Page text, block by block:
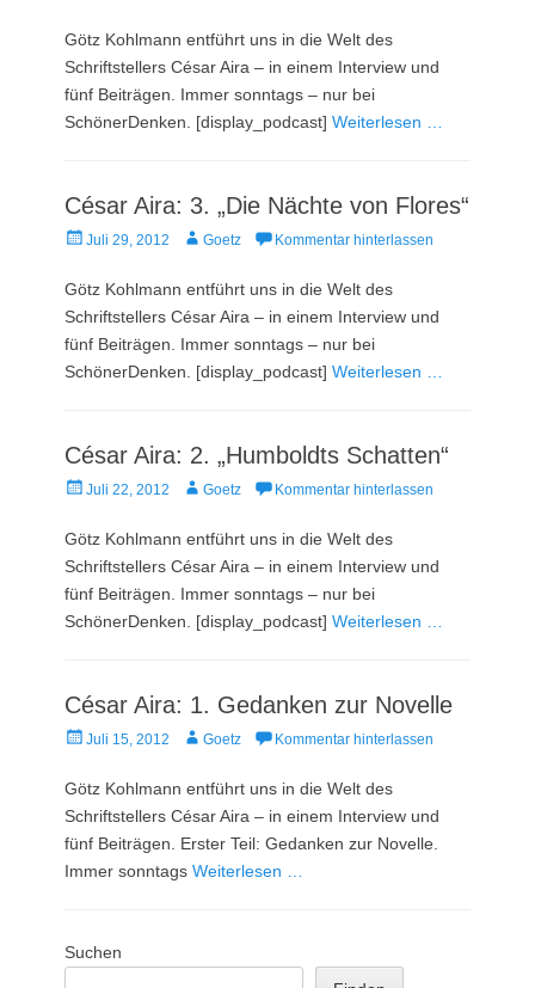
Götz Kohlmann entführt uns in die Welt des
Schriftstellers César Aira – in einem Interview und
fünf Beiträgen. Immer sonntags – nur bei
SchönerDenken. [display_podcast] Weiterlesen …
César Aira: 3. „Die Nächte von Flores“
Veröffentlicht
Juli 29, 2012 AutorGoetz Kommentar hinterlassen
Götz Kohlmann entführt uns in die Welt des
Schriftstellers César Aira – in einem Interview und
fünf Beiträgen. Immer sonntags – nur bei
SchönerDenken. [display_podcast] Weiterlesen …
César Aira: 2. „Humboldts Schatten“
Veröffentlicht
Juli 22, 2012 AutorGoetz Kommentar hinterlassen
Götz Kohlmann entführt uns in die Welt des
Schriftstellers César Aira – in einem Interview und
fünf Beiträgen. Immer sonntags – nur bei
SchönerDenken. [display_podcast] Weiterlesen …
César Aira: 1. Gedanken zur Novelle
Veröffentlicht
Juli 15, 2012 AutorGoetz Kommentar hinterlassen
Götz Kohlmann entführt uns in die Welt des
Schriftstellers César Aira – in einem Interview und
fünf Beiträgen. Erster Teil: Gedanken zur Novelle.
Immer sonntags Weiterlesen …
Suchen